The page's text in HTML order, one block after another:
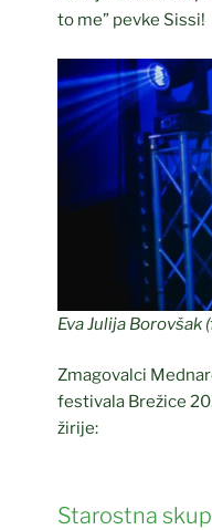
to me” pevke Sissi!
Eva Julija Borovšak
Zmagovalci
festivala Brežice
žirije:
Starostna